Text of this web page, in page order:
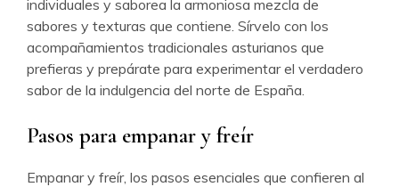
individuales y saborea la armoniosa mezcla de
sabores y texturas que contiene. Sírvelo con los
acompañamientos tradicionales asturianos que
prefieras y prepárate para experimentar el verdadero
sabor de la indulgencia del norte de España.
Pasos para empanar y freír
Empanar y freír, los pasos esenciales que confieren al